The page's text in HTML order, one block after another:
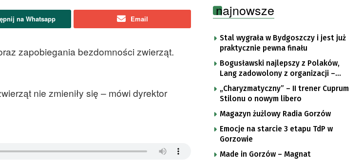
na Whatsapp Email
zapobiegania bezdomności zwierząt.
nie zmieniły się – mówi dyrektor
najnowsze
Stal wygrała w Bydgoszczy i jest już
praktycznie pewna finału
Bogusławski najlepszy z Polaków,
Lang zadowolony z organizacji –
komentarze po trzecim etapie Tour
de Pologne
„Charyzmatyczny” – II trener Cuprum
Stilonu o nowym libero
Magazyn żużlowy Radia Gorzów
Emocje na starcie 3 etapu TdP w
Gorzowie
Made in Gorzów – Magnat